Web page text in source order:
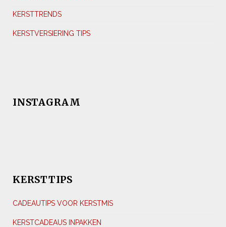
KERSTTRENDS
KERSTVERSIERING TIPS
INSTAGRAM
KERSTTIPS
CADEAUTIPS VOOR KERSTMIS
KERSTCADEAUS INPAKKEN